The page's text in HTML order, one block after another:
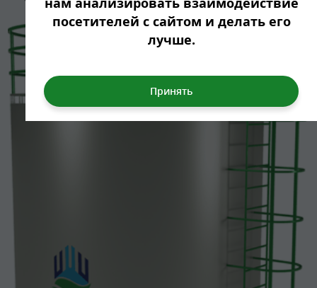
посетителей с сайтом и делать его
лучше.